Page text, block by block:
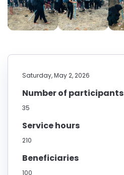
Saturday, May 2, 2026
Number of participants
35
Service hours
210
Beneficiaries
100